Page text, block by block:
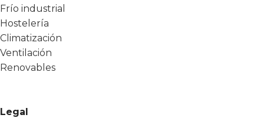
Frío industrial
Hostelería
Climatización
Ventilación
Renovables
Legal